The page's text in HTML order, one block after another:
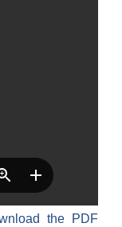
the PDF